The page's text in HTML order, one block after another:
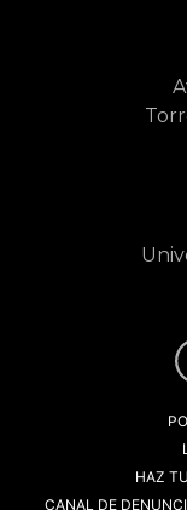
HAZ
CANAL DE